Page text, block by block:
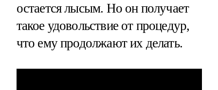
остается лысым. Но он получает
такое удовольствие от процедур,
что ему продолжают их делать.